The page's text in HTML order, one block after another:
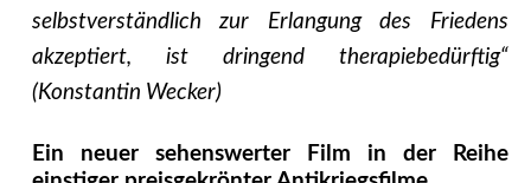
selbstverständlich zur Erlangung des Friedens
akzeptiert, ist dringend therapiebedürftig“
(Konstantin Wecker)
Ein neuer sehenswerter Film in der Reihe